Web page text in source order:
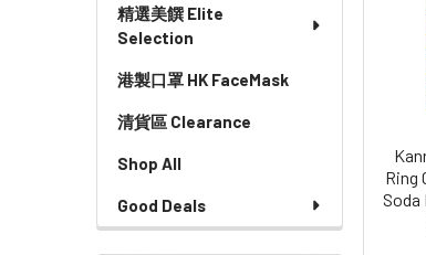
精選美饌 Elite
Selection
港製口罩 HK FaceMask
清貨區 Clearance
Shop All
Good Deals
Ring